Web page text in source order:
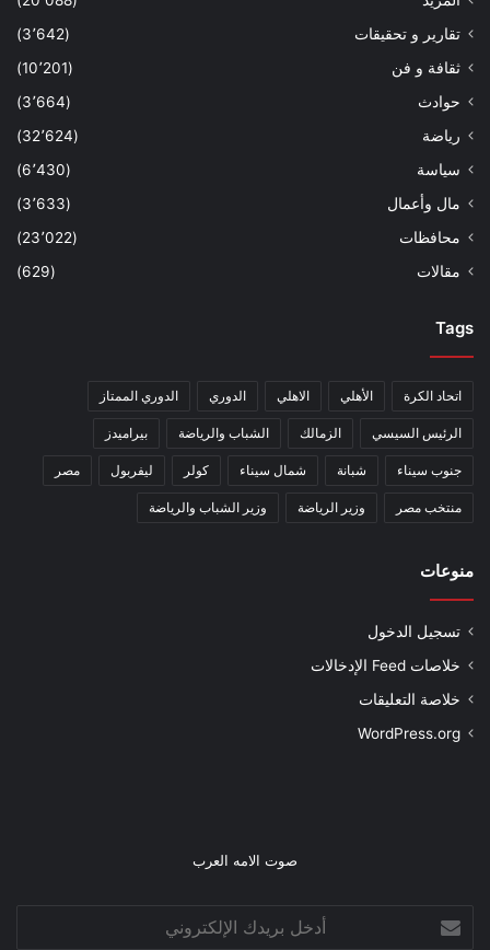
تقارير و تحقيقات
(3٬642)
ثقافة و فن
(10٬201)
حوادث
(3٬664)
رياضة
(32٬624)
سياسة
(6٬430)
مال وأعمال
(3٬633)
محافظات
(23٬022)
مقالات
(629)
Tags
اتحاد الكرة الأهلي الاهلي الدوري الدوري الممتاز
الرئيس السيسي الزمالك الشباب والرياضة بيراميدز
جنوب سيناء شبانة شمال سيناء كولر ليفربول مصر
منتخب مصر وزير الرياضة وزير الشباب والرياضة
منوعات
تسجيل الدخول
خلاصات Feed الإدخالات
خلاصة التعليقات
WordPress.org
صوت الامه العرب
بريدك